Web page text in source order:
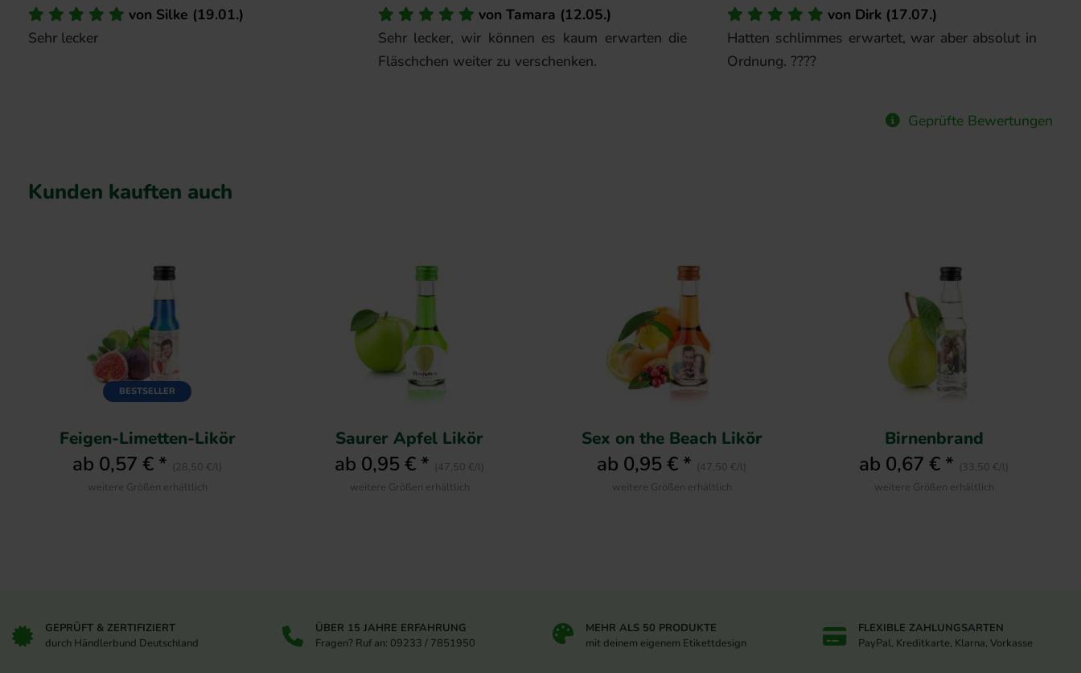
von Silke (19.01.)
Sehr lecker
von Tamara (12.05.)
Sehr lecker, wir können es kaum erwarten die
Fläschchen weiter zu verschenken.
von Dirk (17.07.)
Hatten schlimmes erwartet, war aber absolut in
Ordnung. ????
Geprüfte Bewertungen
Kunden kauften auch
BESTSELLER
Feigen-Limetten-Likör
ab 0,57 € * (28,50 €/l)
weitere Größen erhältlich
Saurer Apfel Likör
ab 0,95 € * (47,50 €/l)
weitere Größen erhältlich
Sex on the Beach Likör
ab 0,95 € * (47,50 €/l)
weitere Größen erhältlich
Birnenbrand
ab 0,67 € * (33,50 €/l)
weitere Größen erhältlich
GEPRÜFT & ZERTIFIZIERT
durch Händlerbund Deutschland
ÜBER 15 JAHRE ERFAHRUNG
Fragen? Ruf an: 09233 / 7851950
MEHR ALS 50 PRODUKTE
mit deinem eigenem Etikettdesign
FLEXIBLE ZAHLUNGSARTEN
PayPal, Kreditkarte, Klarna, Vorkasse